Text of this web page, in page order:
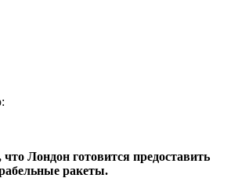
Лондон готовится предоставить
ракеты.